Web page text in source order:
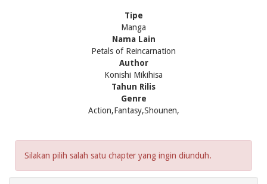
Tipe
Manga
Nama Lain
Petals of Reincarnation
Author
Konishi Mikihisa
Tahun Rilis
Genre
Action,Fantasy,Shounen,
Silakan pilih salah satu chapter yang ingin diunduh.